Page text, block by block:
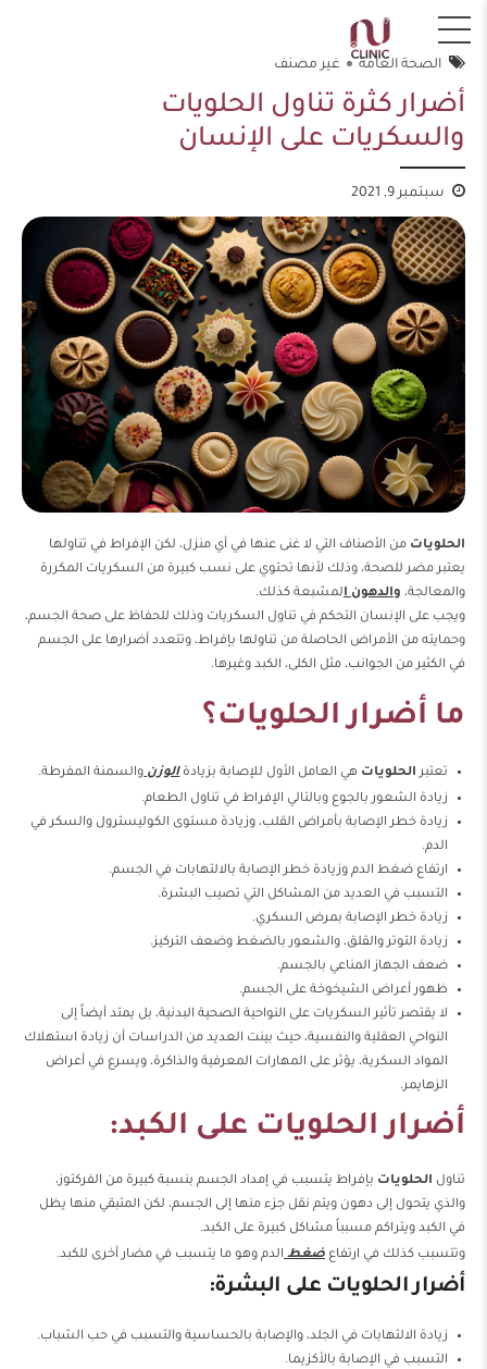
الصحة العامة غير مصنف
أضرار كثرة تناول الحلويات
والسكريات على الإنسان
سبتمبر 9, 2021
الحلويات من الأصناف التي لا غنى عنها في أي منزل، لكن الإفراط في تناولها
يعتبر مضر للصحة، وذلك لأنها تحتوي على نسب كبيرة من السكريات المكررة
والمعالجة، والدهون المشبعة كذلك.
ويجب على الإنسان التحكم في تناول السكريات وذلك للحفاظ على صحة الجسم،
وحمايته من الأمراض الحاصلة من تناولها بإفراط، وتتعدد أضرارها على الجسم
في الكثير من الجوانب، مثل الكلى، الكبد وغيرها.
ما أضرار الحلويات؟
تعتبرالحلويات هي العامل الأول للإصابة بزيادةالوزنوالسمنة المفرطة.
زيادة الشعور بالجوع وبالتالي الإفراط في تناول الطعام.
زيادة خطر الإصابة بأمراض القلب، وزيادة مستوى الكوليسترول والسكر في
الدم.
ارتفاع ضغط الدم وزيادة خطر الإصابة بالالتهابات في الجسم.
التسبب في العديد من المشاكل التي تصيب البشرة.
زيادة خطر الإصابة بمرض السكري.
زيادة التوتر والقلق، والشعور بالضغط وضعف التركيز.
ضعف الجهاز المناعي بالجسم.
ظهور أعراض الشيخوخة على الجسم.
لا يقتصر تأثير السكريات على النواحية الصحية البدنية، بل يمتد أيضاً إلى
النواحي العقلية والنفسية، حيث بينت العديد من الدراسات أن زيادة استهلاك
المواد السكرية، يؤثر على المهارات المعرفية والذاكرة، ويسرع في أعراض
الزهايمر.
أضرار الحلويات على الكبد:
تناول الحلويات بإفراط يتسبب في إمداد الجسم بنسبة كبيرة من الفركتوز،
والذي يتحول إلى دهون ويتم نقل جزء منها إلى الجسم، لكن المتبقي منها يظل
في الكبد ويتراكم مسبباً مشاكل كبيرة على الكبد.
وتتسبب كذلك في ارتفاع ضغطالدم وهو ما يتسبب في مضار أخرى للكبد.
أضرار الحلويات على البشرة:
زيادة الالتهابات في الجلد، والإصابة بالحساسية والتسبب في حب الشباب.
التسبب في الإصابة بالأكزيما.